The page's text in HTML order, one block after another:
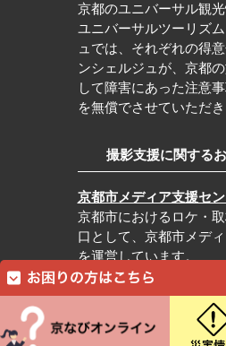
京都のユニバーサル観光
ユニバーサルツーリズ
ュでは、それぞれの得
ンシェルジュが、京都
して障害にあった注意
を無償でさせていただき
撮影支援に関する
京都市メディア支援セ
京都市におけるロケ・
口として、京都市メデ
を運営しています。
c Kyoto City Tourism Association All
※本ホームページの内容・写真・イ
固くお断りしま
※本ホームページの運営は宿泊税